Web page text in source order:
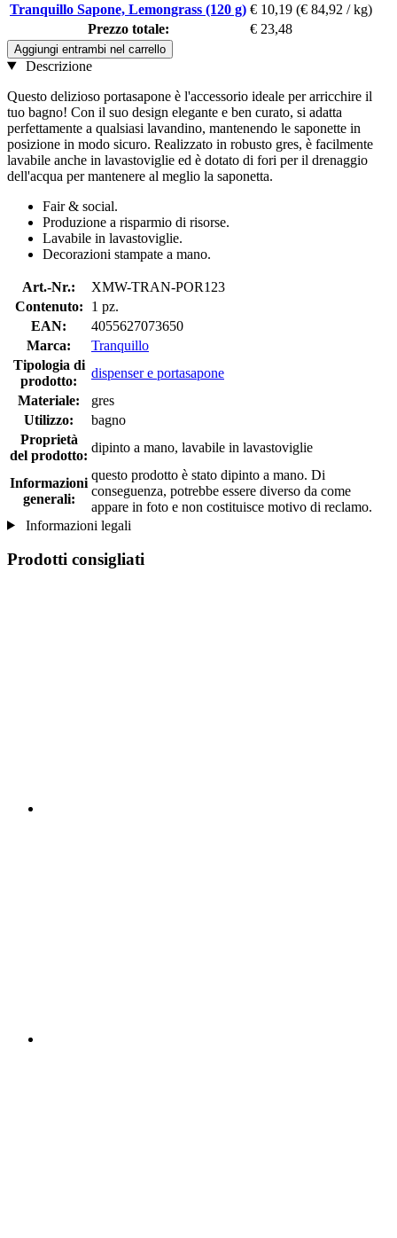
Tranquillo Sapone, Lemongrass (120 g) € 10,19 (€ 84,92 / kg)
Prezzo totale:
€ 23,48
Aggiungi entrambi nel carrello
Descrizione
Questo delizioso portasapone è l'accessorio ideale per arricchire il
tuo bagno! Con il suo design elegante e ben curato, si adatta
perfettamente a qualsiasi lavandino, mantenendo le saponette in
posizione in modo sicuro. Realizzato in robusto gres, è facilmente
lavabile anche in lavastoviglie ed è dotato di fori per il drenaggio
dell'acqua per mantenere al meglio la saponetta.
Fair & social.
Produzione a risparmio di risorse.
Lavabile in lavastoviglie.
Decorazioni stampate a mano.
Art.-Nr.:
XMW-TRAN-POR123
Contenuto:
1 pz.
EAN:
4055627073650
Marca:
Tranquillo
Tipologia di
prodotto:
dispenser e portasapone
Materiale:
gres
Utilizzo:
bagno
Proprietà
del prodotto:
dipinto a mano, lavabile in lavastoviglie
Informazioni
generali:
questo prodotto è stato dipinto a mano. Di
conseguenza, potrebbe essere diverso da come
appare in foto e non costituisce motivo di reclamo.
Informazioni legali
Prodotti consigliati